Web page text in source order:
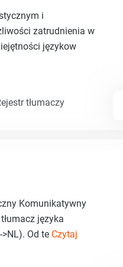
i
zatrudnienia w
językow
tłumaczy
Komunikatywny
języka
Od te Czytaj